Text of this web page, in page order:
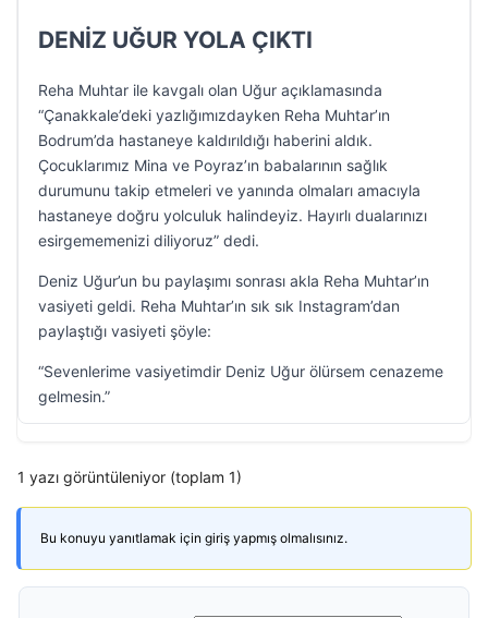
DENİZ UĞUR YOLA ÇIKTI
Reha Muhtar ile kavgalı olan Uğur açıklamasında
“Çanakkale’deki yazlığımızdayken Reha Muhtar’ın
Bodrum’da hastaneye kaldırıldığı haberini aldık.
Çocuklarımız Mina ve Poyraz’ın babalarının sağlık
durumunu takip etmeleri ve yanında olmaları amacıyla
hastaneye doğru yolculuk halindeyiz. Hayırlı dualarınızı
esirgememenizi diliyoruz” dedi.
Deniz Uğur’un bu paylaşımı sonrası akla Reha Muhtar’ın
vasiyeti geldi. Reha Muhtar’ın sık sık Instagram’dan
paylaştığı vasiyeti şöyle:
“Sevenlerime vasiyetimdir Deniz Uğur ölürsem cenazeme
gelmesin.”
1 yazı görüntüleniyor (toplam 1)
Bu konuyu yanıtlamak için giriş yapmış olmalısınız.